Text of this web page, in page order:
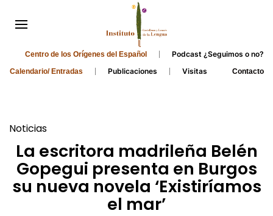
Centro de los Orígenes del Español Podcast ¿Seguimos o no?
Calendario/ Entradas Publicaciones Visitas Contacto
Noticias
La escritora madrileña Belén
Gopegui presenta en Burgos
su nueva novela ‘Existiríamos
el mar’